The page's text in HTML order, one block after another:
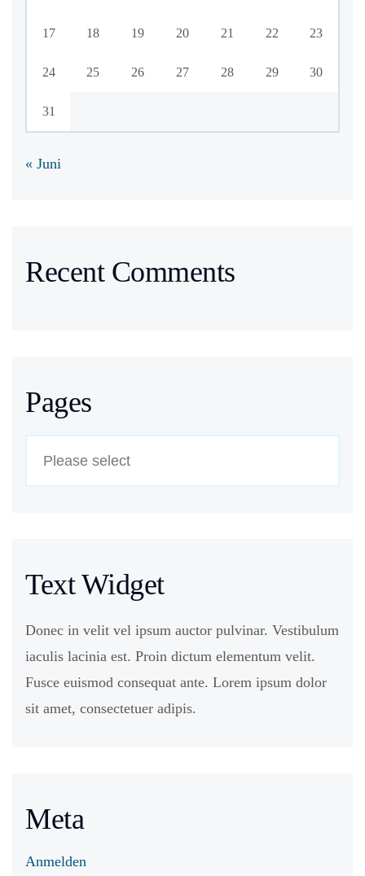
17 18 19 20 21 22 23
24 25 26 27 28 29 30
31
« Juni
Recent Comments
Pages
Text Widget
Donec in velit vel ipsum auctor pulvinar. Vestibulum
iaculis lacinia est. Proin dictum elementum velit.
Fusce euismod consequat ante. Lorem ipsum dolor
sit amet, consectetuer adipis.
Meta
Anmelden